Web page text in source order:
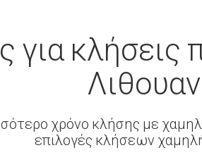
για κλήσεις
χρόνο κλήσης με
επιλογές κλήσεων